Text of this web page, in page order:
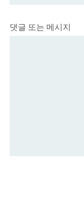
댓글 또는 메시지